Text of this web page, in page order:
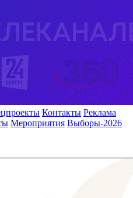
Контакты Реклама
Мероприятия Выборы-2026